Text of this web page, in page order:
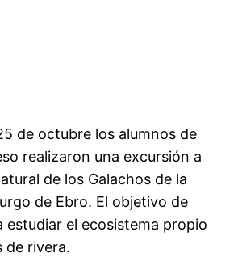
de octubre los alumnos de
realizaron una excursión a
de los Galachos de la
de Ebro. El objetivo de
estudiar el ecosistema propio
de rivera.